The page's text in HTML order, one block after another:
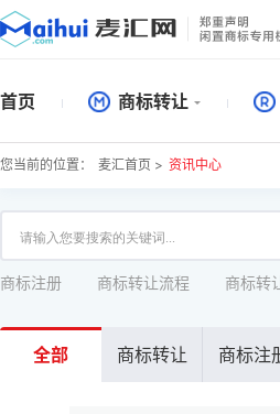
首页 商标转让
您当前的位置： 麦汇首页 > 资讯中心
商标注册 商标转让流程 商标转
全部 商标转让 商标注